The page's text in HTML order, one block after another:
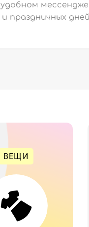
удобном
и праздничных
ВЕЩИ